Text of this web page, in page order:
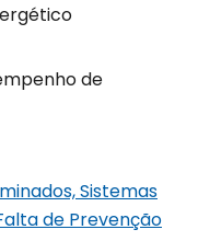
de
Sistemas
de Prevenção